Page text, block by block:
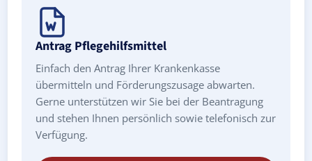
Antrag Pflegehilfsmittel
Einfach den Antrag Ihrer Krankenkasse
übermitteln und Förderungszusage abwarten.
Gerne unterstützen wir Sie bei der Beantragung
und stehen Ihnen persönlich sowie telefonisch zur
Verfügung.